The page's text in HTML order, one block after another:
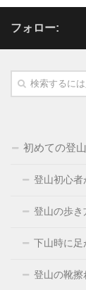
フォロー:
初めての登山
登山初心者
登山の歩き
下山時に足
登山の靴擦